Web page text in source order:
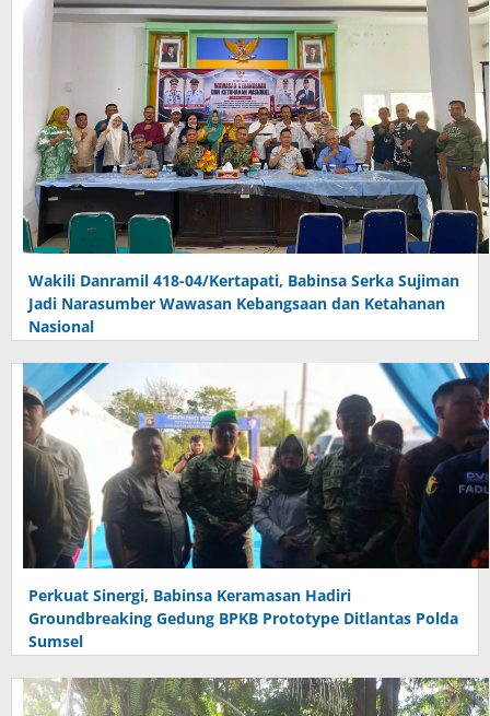
Wakili Danramil 418-04/Kertapati, Babinsa Serka Sujiman
Jadi Narasumber Wawasan Kebangsaan dan Ketahanan
Nasional
Perkuat Sinergi, Babinsa Keramasan Hadiri
Groundbreaking Gedung BPKB Prototype Ditlantas Polda
Sumsel